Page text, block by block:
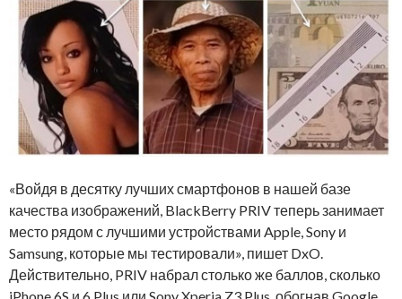
«Войдя в десятку лучших смартфонов в нашей базе
качества изображений, BlackBerry PRIV теперь занимает
место рядом с лучшими устройствами Apple, Sony и
Samsung, которые мы тестировали», пишет DxO.
Действительно, PRIV набрал столько же баллов, сколько
iPhone 6S и 6 Plus или Sony Xperia Z3 Plus, обогнав Google